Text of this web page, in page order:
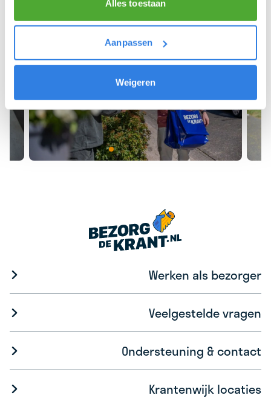
Alles toestaan
Aanpassen
Weigeren
Werken als bezorger
Veelgestelde vragen
Ondersteuning & contact
Krantenwijk locaties